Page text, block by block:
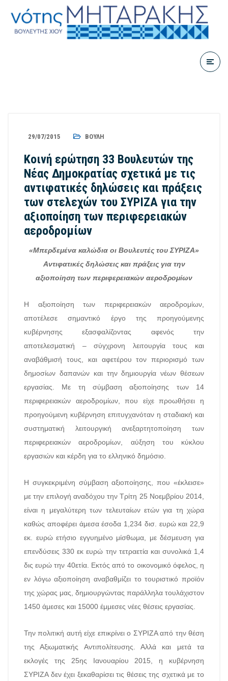
29/07/2015 ΒΟΥΛΉ
Κοινή ερώτηση 33 Βουλευτών της
Νέας Δημοκρατίας σχετικά με τις
αντιφατικές δηλώσεις και πράξεις
των στελεχών του ΣΥΡΙΖΑ για την
αξιοποίηση των περιφερειακών
αεροδρομίων
«Μπερδεμένα καλώδια οι Βουλευτές του ΣΥΡΙΖΑ»
Αντιφατικές δηλώσεις και πράξεις για την
αξιοποίηση των περιφερειακών αεροδρομίων
Η αξιοποίηση των περιφερειακών αεροδρομίων,
αποτέλεσε σημαντικό έργο της προηγούμενης
κυβέρνησης εξασφαλίζοντας αφενός την
αποτελεσματική – σύγχρονη λειτουργία τους και
αναβάθμισή τους, και αφετέρου τον περιορισμό των
δημοσίων δαπανών και την δημιουργία νέων θέσεων
εργασίας. Με τη σύμβαση αξιοποίησης των 14
περιφερειακών αεροδρομίων, που είχε προωθήσει η
προηγούμενη κυβέρνηση επιτυγχανόταν η σταδιακή και
συστηματική λειτουργική ανεξαρτητοποίηση των
περιφερειακών αεροδρομίων, αύξηση του κύκλου
εργασιών και κέρδη για το ελληνικό δημόσιο.
Η συγκεκριμένη σύμβαση αξιοποίησης, που «έκλεισε»
με την επιλογή αναδόχου την Τρίτη 25 Νοεμβρίου 2014,
είναι η μεγαλύτερη των τελευταίων ετών για τη χώρα
καθώς αποφέρει άμεσα έσοδα 1,234 δισ. ευρώ και 22,9
εκ. ευρώ ετήσιο εγγυημένο μίσθωμα, με δέσμευση για
επενδύσεις 330 εκ ευρώ την τετραετία και συνολικά 1,4
δις ευρώ την 40ετία. Εκτός από το οικονομικό όφελος, η
εν λόγω αξιοποίηση αναβαθμίζει το τουριστικό προϊόν
της χώρας μας, δημιουργώντας παράλληλα τουλάχιστον
1450 άμεσες και 15000 έμμεσες νέες θέσεις εργασίας.
Την πολιτική αυτή είχε επικρίνει ο ΣΥΡΙΖΑ από την θέση
της Αξιωματικής Αντιπολίτευσης. Αλλά και μετά τα
εκλογές της 25ης Ιανουαρίου 2015, η κυβέρνηση
ΣΥΡΙΖΑ δεν έχει ξεκαθαρίσει τις θέσεις της σχετικά με το